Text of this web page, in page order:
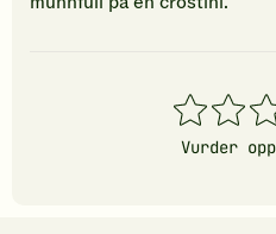
1
stjerner
2
stjerner
3
Vurder